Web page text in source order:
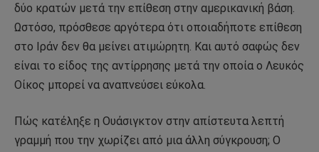
δύο κρατών μετά την επίθεση στην αμερικανική βάση.
Ωστόσο, πρόσθεσε αργότερα ότι οποιαδήποτε επίθεση
στο Ιράν δεν θα μείνει ατιμώρητη. Και αυτό σαφώς δεν
είναι το είδος της αντίρρησης μετά την οποία ο Λευκός
Οίκος μπορεί να αναπνεύσει εύκολα.
Πώς κατέληξε η Ουάσιγκτον στην απίστευτα λεπτή
γραμμή που την χωρίζει από μια άλλη σύγκρουση; Ο